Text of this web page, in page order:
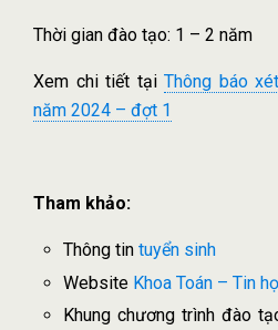
Thời gian đào tạo: 1 – 2 năm
Xem chi tiết tạiThông báo
năm 2024 – đợt 1
Tham khảo:
Thông tin tuyển sinh
Website Khoa Toán – Tin
Khung chương trình đào